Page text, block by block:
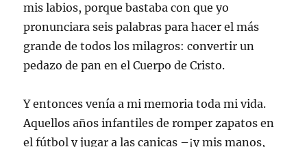
mis labios, porque bastaba con que yo
pronunciara seis palabras para hacer el más
grande de todos los milagros: convertir un
pedazo de pan en el Cuerpo de Cristo.
Y entonces venía a mi memoria toda mi vida.
Aquellos años infantiles de romper zapatos en
el fútbol y jugar a las canicas –¡y mis manos,